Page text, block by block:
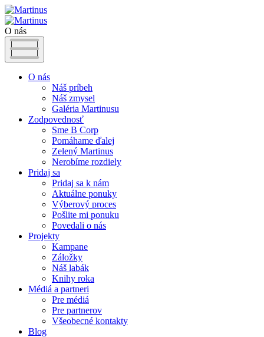
O nás
O nás
Náš príbeh
Náš zmysel
Galéria Martinusu
Zodpovednosť
Sme B Corp
Pomáhame ďalej
Zelený Martinus
Nerobíme rozdiely
Pridaj sa
Pridaj sa k nám
Aktuálne ponuky
Výberový proces
Pošlite mi ponuku
Povedali o nás
Projekty
Kampane
Záložky
Náš labák
Knihy roka
Médiá a partneri
Pre médiá
Pre partnerov
Všeobecné kontakty
Blog